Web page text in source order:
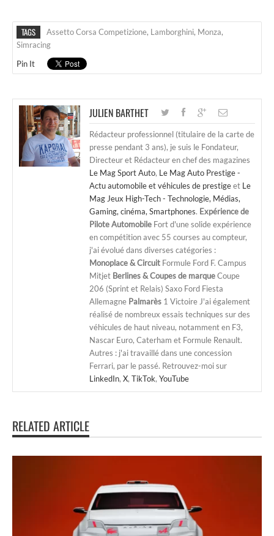
TAGS Assetto Corsa Competizione, Lamborghini, Monza,
Simracing
Pin It
JULIEN BARTHET
Rédacteur professionnel (titulaire de la carte de
presse pendant 3 ans), je suis le Fondateur,
Directeur et Rédacteur en chef des magazines
Le Mag Sport Auto, Le Mag Auto Prestige -
Actu automobile et véhicules de prestigeet Le
Mag Jeux High-Tech - Technologie, Médias,
Gaming, cinéma, Smartphones. Expérience de
Pilote Automobile Fort d'une solide expérience
en compétition avec 55 courses au compteur,
j'ai évolué dans diverses catégories :
Monoplace & Circuit Formule Ford F. Campus
Mitjet Berlines & Coupes de marqueCoupe
206 (Sprint et Relais) Saxo Ford Fiesta
Allemagne Palmarès 1 Victoire J'ai également
réalisé de nombreux essais techniques sur des
véhicules de haut niveau, notamment en F3,
Nascar Euro, Caterham et Formule Renault.
Autres : j'ai travaillé dans une concession
Ferrari, par le passé. Retrouvez-moi sur
LinkedIn, X, TikTok, YouTube
RELATED ARTICLE